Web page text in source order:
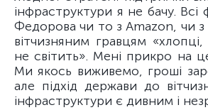
інфраструктури я не бачу. Всі
Федорова чи то з Amazon, чи
вітчизняним гравцям
не світить». Мені прикро на
Ми якось виживемо, гроші
але підхід держави до
інфраструктури є дивним і